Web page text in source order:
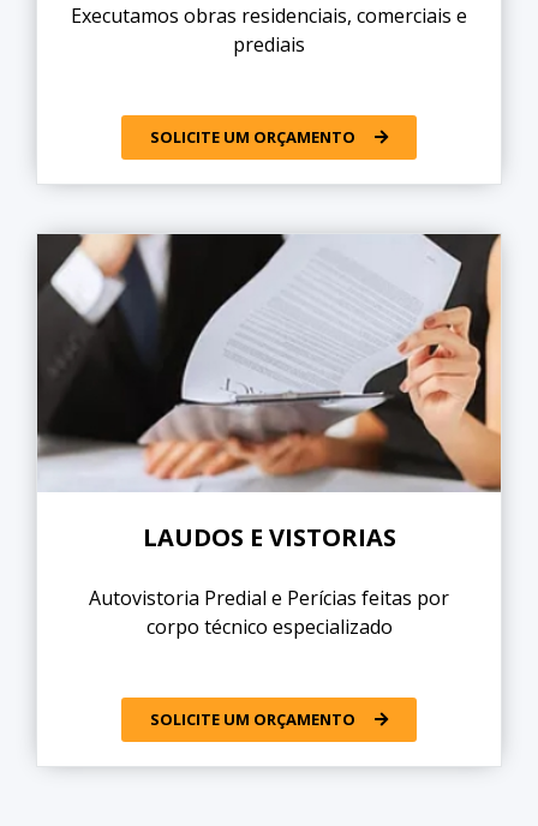
Executamos obras residenciais, comerciais e
prediais
SOLICITE UM ORÇAMENTO
LAUDOS E VISTORIAS
Autovistoria Predial e Perícias feitas por
corpo técnico especializado
SOLICITE UM ORÇAMENTO